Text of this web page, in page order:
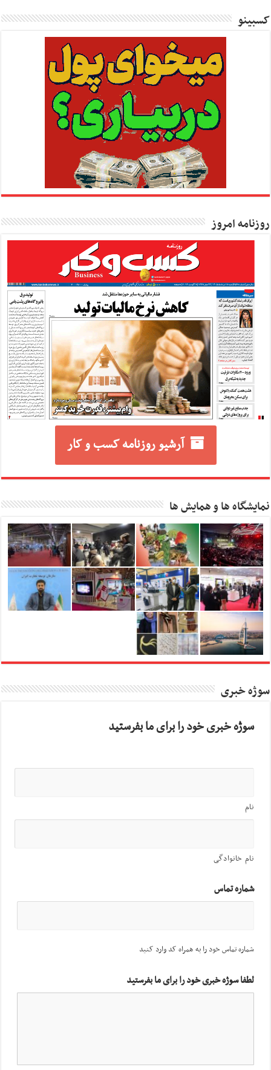
کسبینو
روزنامه امروز
آرشیو روزنامه کسب و کار
نمایشگاه ها و همایش ها
سوژه خبری
سوژه خبری خود را برای ما بفرستید
نام
نام خانوادگی
شماره تماس
شماره تماس خود را به همراه کد وارد کنید
لطفا سوژه خبری خود را برای ما بفرستید